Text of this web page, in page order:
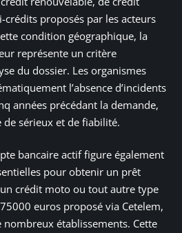
proposés par les acteurs
condition géographique, la
représente un critère
du dossier. Les organismes
l’absence d’incidents
années précédant la demande,
sérieux et de fiabilité.
bancaire actif figure également
pour obtenir un prêt
crédit moto ou tout autre type
euros proposé via Cetelem,
établissements. Cette